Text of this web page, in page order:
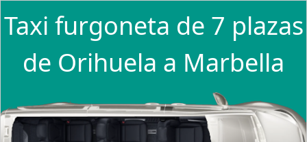
Taxi furgoneta de 7 plazas
de Orihuela a Marbella